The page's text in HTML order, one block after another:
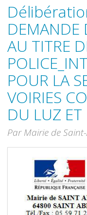
DEMANDE
AU TITRE
POUR LA
VOIRIES
DU LUZ ET
Par Mairie de